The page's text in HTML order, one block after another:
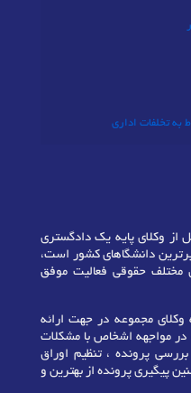
به تخلفات اداری
از وکلای پایه یک دادگستری
دانشگاهای کشور است،
حقوقی فعالیت موفق
مجموعه در جهت ارائه
در مواجهه اشخاص با مشکلات
پرونده ، تنظیم اوراق
پیگیری پرونده از بهترین و